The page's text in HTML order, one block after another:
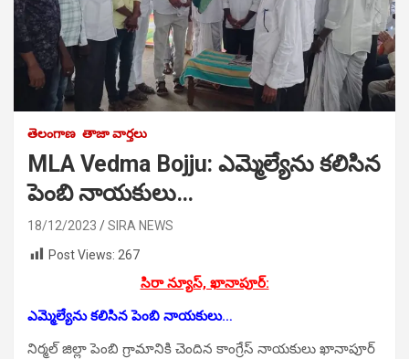
తెలంగాణ తాజా వార్తలు
MLA Vedma Bojju: ఎమ్మెల్యేను కలిసిన
పెంబి నాయకులు…
18/12/2023
SIRA NEWS
Post Views: 267
సిరా న్యూస్, ఖానాపూర్‌:
ఎమ్మెల్యేను కలిసిన పెంబి నాయకులు…
నిర్మల్‌ జిల్లా పెంబి గ్రామానికి చెందిన కాంగ్రేస్‌ నాయకులు ఖానాపూర్‌